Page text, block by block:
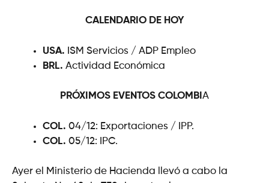
CALENDARIO DE HOY
USA. ISM Servicios / ADP Empleo
BRL. Actividad Económica
PRÓXIMOS EVENTOS COLOMBI A
COL. 04/12: Exportaciones / IPP.
COL. 05/12: IPC.
Ayer el Ministerio de Hacienda llevó a cabo la